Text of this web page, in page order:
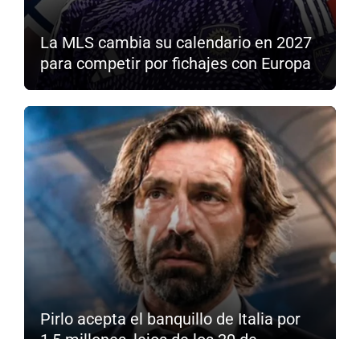
La MLS cambia su calendario en 2027
para competir por fichajes con Europa
Pirlo acepta el banquillo de Italia por